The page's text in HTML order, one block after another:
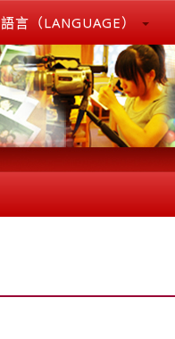
語言（LANGUAGE）